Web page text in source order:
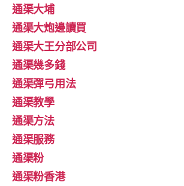
通渠大埔
通渠大炮邊讀買
通渠大王分部公司
通渠幾多錢
通渠彈弓用法
通渠教學
通渠方法
通渠服務
通渠粉
通渠粉香港